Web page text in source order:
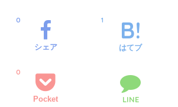
シェア
0
はてブ
1
Pocket
0
LINE